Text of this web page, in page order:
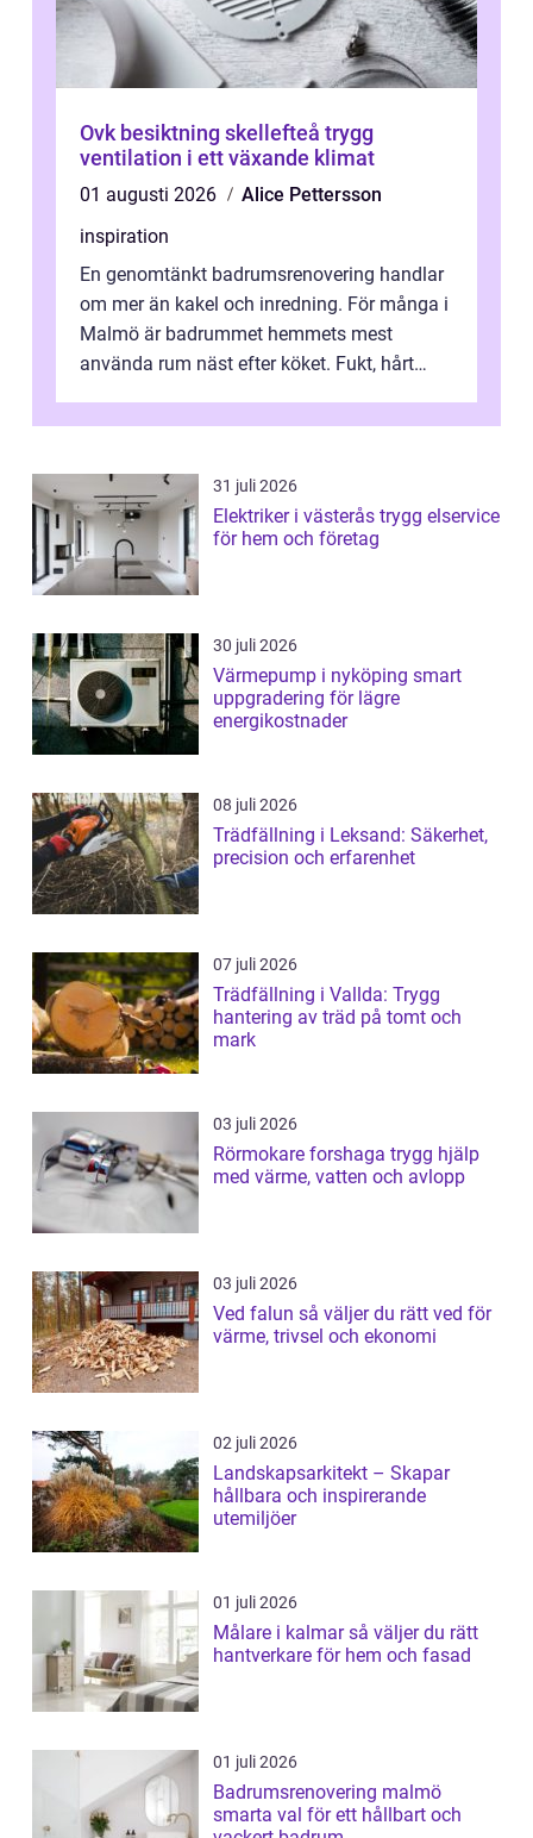
Ovk besiktning skellefteå trygg
ventilation i ett växande klimat
01 augusti 2026
Alice Pettersson
inspiration
En genomtänkt badrumsrenovering handlar
om mer än kakel och inredning. För många i
Malmö är badrummet hemmets mest
använda rum näst efter köket. Fukt, hårt
...
31 juli 2026
Elektriker i västerås trygg elservice
för hem och företag
30 juli 2026
Värmepump i nyköping smart
uppgradering för lägre
energikostnader
08 juli 2026
Trädfällning i Leksand: Säkerhet,
precision och erfarenhet
07 juli 2026
Trädfällning i Vallda: Trygg
hantering av träd på tomt och
mark
03 juli 2026
Rörmokare forshaga trygg hjälp
med värme, vatten och avlopp
03 juli 2026
Ved falun så väljer du rätt ved för
värme, trivsel och ekonomi
02 juli 2026
Landskapsarkitekt – Skapar
hållbara och inspirerande
utemiljöer
01 juli 2026
Målare i kalmar så väljer du rätt
hantverkare för hem och fasad
01 juli 2026
Badrumsrenovering malmö
smarta val för ett hållbart och